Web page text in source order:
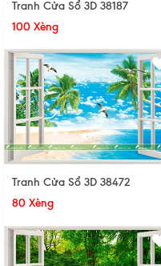
Tranh Cửa Sổ 3D 38187
100 Xèng
Tranh Cửa Sổ 3D 38472
80 Xèng